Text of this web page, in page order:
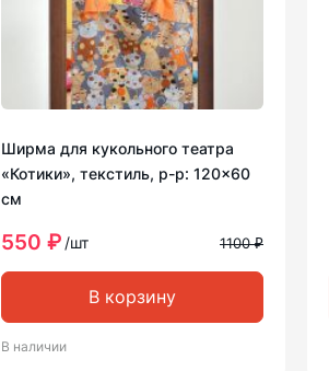
Ширма для кукольного театра
«Котики», текстиль, р-р: 120×60
см
550 ₽ /шт 1100 ₽
В корзину
В наличии